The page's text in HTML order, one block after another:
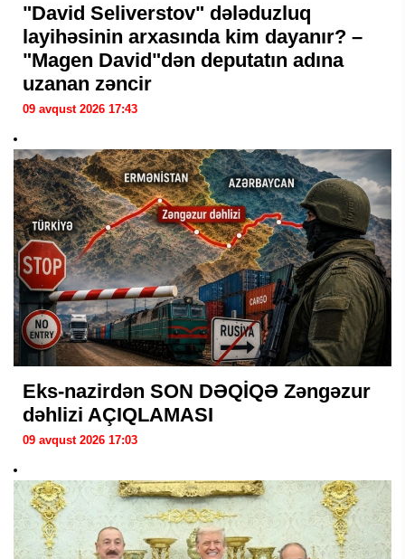
"David Seliverstov" dələduzluq
layihəsinin arxasında kim dayanır? –
"Magen David"dən deputatın adına
uzanan zəncir
09 avqust 2026 17:43
Eks-nazirdən SON DƏQİQƏ Zəngəzur
dəhlizi AÇIQLAMASI
09 avqust 2026 17:03